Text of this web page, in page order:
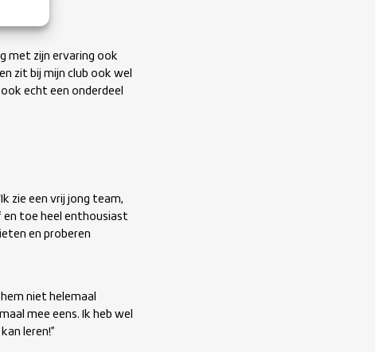
met zijn ervaring ook
zit bij mijn club ook wel
echt een onderdeel
zie een vrij jong team,
en toe heel enthousiast
en proberen
niet helemaal
mee eens. Ik heb wel
leren!”